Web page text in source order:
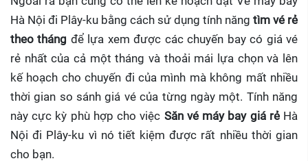
Hà Nội đi Plây-ku bằng cách sử dụng tính năng tìm vé rẻ
theo tháng để lựa xem được các chuyến bay có giá vé
rẻ nhất của cả một tháng và thoải mái lựa chọn và lên
kế hoạch cho chuyến đi của mình mà không mất nhiều
thời gian so sánh giá vé của từng ngày một. Tính năng
này cực kỳ phù hợp cho việc Săn vé máy bay giá rẻ Hà
Nội đi Plây-ku vì nó tiết kiệm được rất nhiều thời gian
cho bạn.